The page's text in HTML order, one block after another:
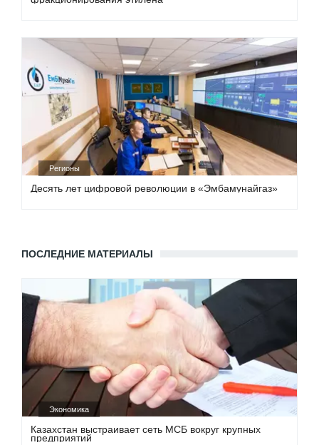
Регионы
Десять лет цифровой революции в «Эмбамунайгаз»
ПОСЛЕДНИЕ МАТЕРИАЛЫ
Экономика
Казахстан выстраивает сеть МСБ вокруг крупных
предприятий